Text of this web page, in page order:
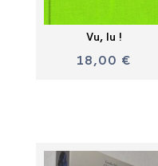
Vu, lu !
18,00 €